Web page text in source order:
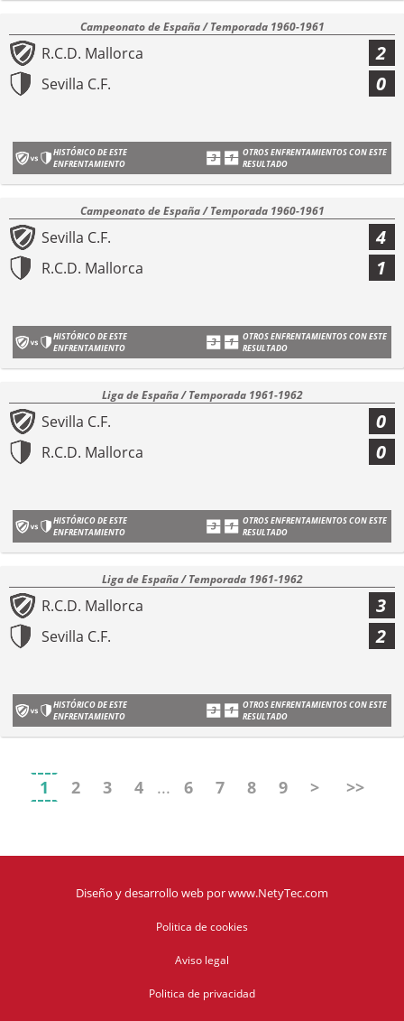
Campeonato de España / Temporada 1960-1961
R.C.D. Mallorca 2
Sevilla C.F. 0
HISTÓRICO DE ESTE
ENFRENTAMIENTO
OTROS ENFRENTAMIENTOS CON ESTE
RESULTADO
Campeonato de España / Temporada 1960-1961
Sevilla C.F. 4
R.C.D. Mallorca 1
HISTÓRICO DE ESTE
ENFRENTAMIENTO
OTROS ENFRENTAMIENTOS CON ESTE
RESULTADO
Liga de España / Temporada 1961-1962
Sevilla C.F. 0
R.C.D. Mallorca 0
HISTÓRICO DE ESTE
ENFRENTAMIENTO
OTROS ENFRENTAMIENTOS CON ESTE
RESULTADO
Liga de España / Temporada 1961-1962
R.C.D. Mallorca 3
Sevilla C.F. 2
HISTÓRICO DE ESTE
ENFRENTAMIENTO
OTROS ENFRENTAMIENTOS CON ESTE
RESULTADO
1 2 3 4 ... 6 7 8 9 > >>
Diseño y desarrollo web porwww.NetyTec.com
Politica de cookies
Aviso legal
Politica de privacidad